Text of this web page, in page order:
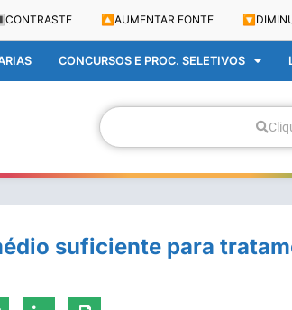
CONTRASTE 🔼 AUMENTAR FONTE 🔽
CONCURSOS E PROC. SELETIVOS
suficiente para